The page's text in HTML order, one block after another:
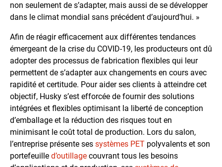
non seulement de s’adapter, mais aussi de se développer
dans le climat mondial sans précédent d’aujourd’hui. »
Afin de réagir efficacement aux différentes tendances
émergeant de la crise du COVID-19, les producteurs ont dû
adopter des processus de fabrication flexibles qui leur
permettent de s’adapter aux changements en cours avec
rapidité et certitude. Pour aider ses clients à atteindre cet
objectif, Husky s’est efforcée de fournir des solutions
intégrées et flexibles optimisant la liberté de conception
d’emballage et la réduction des risques tout en
minimisant le coût total de production. Lors du salon,
l’entreprise présente ses systèmes PET polyvalents et son
portefeuille d’outillage couvrant tous les besoins